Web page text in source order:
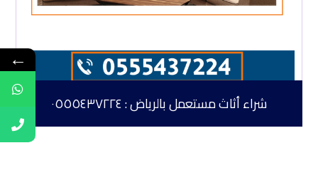
شراء أثاث مستعمل بالرياض : ٠٥٥٥٤٣٧٢٢٤
←